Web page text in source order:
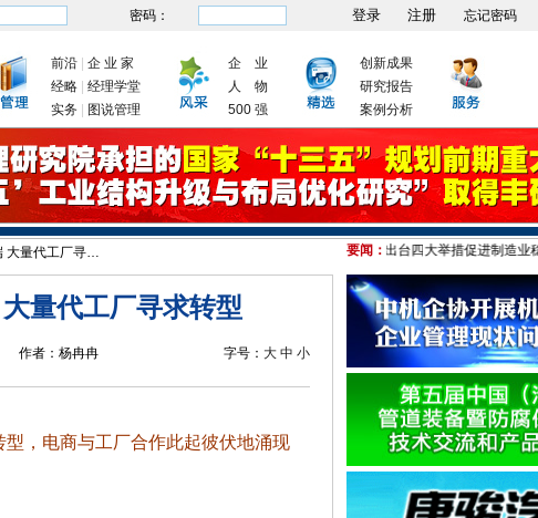
密码： 忘记密码
前沿
企 业 家
经略
经理学堂
实务
图说管理
企 业
人 物
500 强
创新成果
研究报告
案例分析
代工厂寻求转型 要闻：
复工复产 新年首次国务院常务会议为何聚焦制造业 我国出台四大举措促进制造业稳增长
量代工厂寻求转型
字号： 大 中 小
作者： 杨冉冉
，电商与工厂合作此起彼伏地涌现